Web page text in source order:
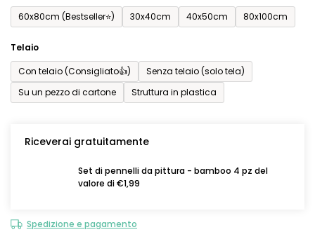
60x80cm (Bestseller⭐)
30x40cm 40x50cm 80x100cm
Telaio
Con telaio (Consigliato👍)
Senza telaio (solo tela)
Su un pezzo di cartone
Struttura in plastica
Riceverai gratuitamente
Set di pennelli da pittura - bamboo 4 pz del
valore di €1,99
Spedizione e pagamento